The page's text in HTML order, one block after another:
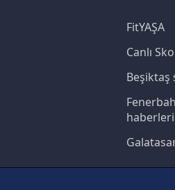
FitYAŞA
Canlı
haberleri